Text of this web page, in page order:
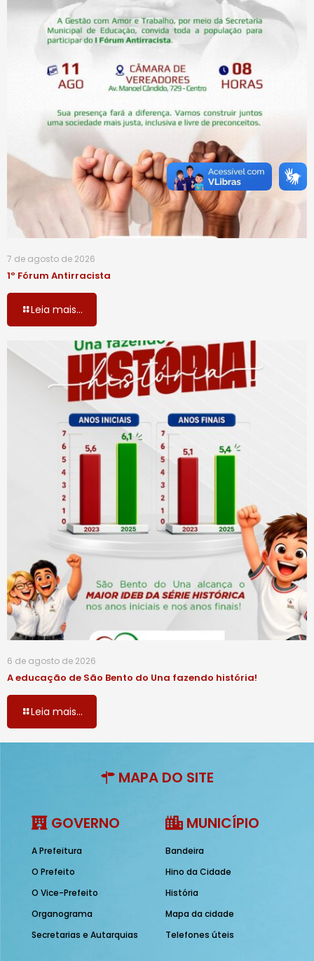
7 de agosto de 2026
1º Fórum Antirracista
Leia mais...
6 de agosto de 2026
A educação de São Bento do Una fazendo história!
Leia mais...
MAPA DO SITE
GOVERNO
A Prefeitura
O Prefeito
O Vice-Prefeito
Organograma
Secretarias e Autarquias
MUNICÍPIO
Bandeira
Hino da Cidade
História
Mapa da cidade
Telefones úteis